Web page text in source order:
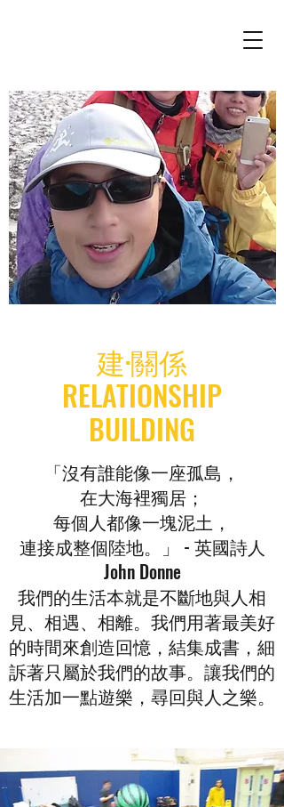
建·關係
RELATIONSHIP
BUILDING
「沒有誰能像一座孤島，
在大海裡獨居；
每個人都像一塊泥土，
連接成整個陸地。」 - 英國詩人
John Donne
我們的生活本就是不斷地與人相
見、相遇、相離。我們用著最美好
的時間來創造回憶，結集成書，細
訴著只屬於我們的故事。讓我們的
生活加一點遊樂，尋回與人之樂。